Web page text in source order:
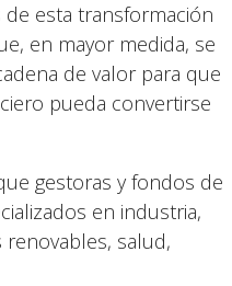
esta transformación
en mayor medida, se
de valor para que
pueda convertirse
gestoras y fondos de
en industria,
salud,